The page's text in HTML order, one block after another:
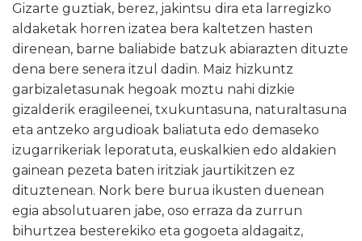
Gizarte guztiak, berez, jakintsu dira eta larregizko
aldaketak horren izatea bera kaltetzen hasten
direnean, barne baliabide batzuk abiarazten dituzte
dena bere senera itzul dadin. Maiz hizkuntz
garbizaletasunak hegoak moztu nahi dizkie
gizalderik eragileenei, txukuntasuna, naturaltasuna
eta antzeko argudioak baliatuta edo demaseko
izugarrikeriak leporatuta, euskalkien edo aldakien
gainean pezeta baten iritziak jaurtikitzen ez
dituztenean. Nork bere burua ikusten duenean
egia absolutuaren jabe, oso erraza da zurrun
bihurtzea besterekiko eta gogoeta aldagaitz,